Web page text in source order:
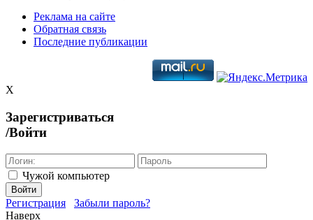
Реклама на сайте
Обратная связь
Последние публикации
X
Зарегистриваться
/Войти
Чужой компьютер
Войти
Регистрация
Забыли пароль?
Наверх